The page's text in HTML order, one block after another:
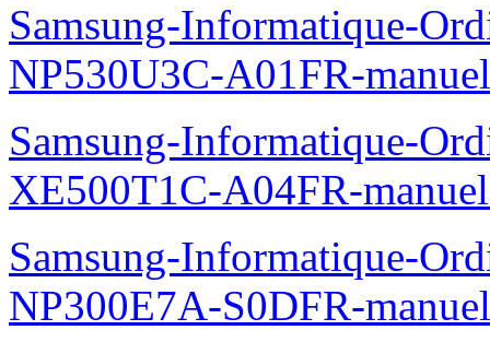
Samsung-Informatique-
NP530U3C-A01FR-
Samsung-Informatique-
XE500T1C-A04FR-
Samsung-Informatique-
NP300E7A-S0DFR-